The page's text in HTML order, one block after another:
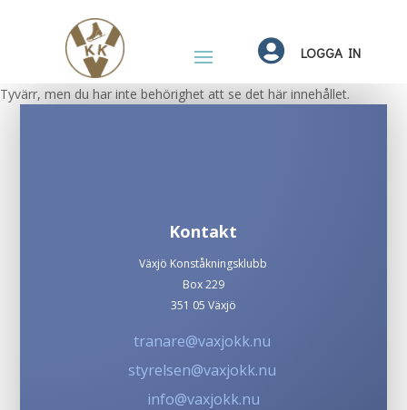
 LOGGA IN
Tyvärr, men du har inte behörighet att se det här innehållet.
Kontakt
Växjö Konståkningsklubb
Box 229
351 05 Växjö
tranare@vaxjokk.nu
styrelsen@vaxjokk.nu
info@vaxjokk.nu